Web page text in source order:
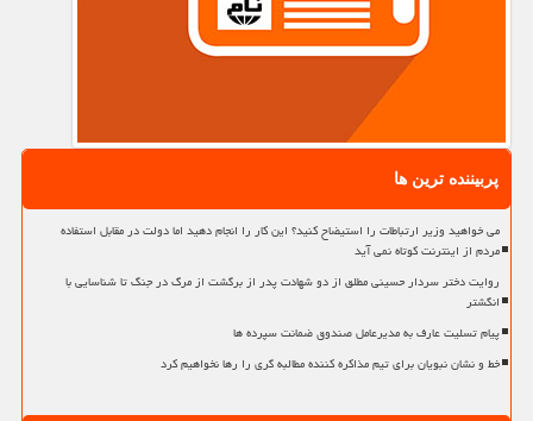
پربیننده ترین ها
می خواهید وزیر ارتباطات را استیضاح کنید؟ این کار را انجام دهید اما دولت در مقابل استفاده
مردم از اینترنت کوتاه نمی آید
روایت دختر سردار حسینی مطلق از دو شهادت پدر از برگشت از مرگ در جنگ تا شناسایی با
انگشتر
پیام تسلیت عارف به مدیرعامل صندوق ضمانت سپرده ها
خط و نشان نبویان برای تیم مذاکره کننده مطالبه گری را رها نخواهیم کرد